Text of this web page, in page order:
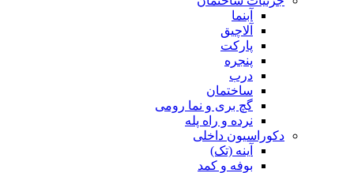
آبنما
آلاچیق
پارکت
پنجره
درب
ساختمان
گچ بری و نما رومی
نرده و راه پله
دکوراسیون داخلی
آینه (تک)
بوفه و کمد